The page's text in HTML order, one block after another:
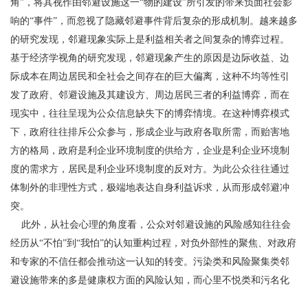
角”，将其视作由邻避设施这一“物的建设”所引发的带来负面社会影
响的“事件”，而忽视了隐藏邻避事件背后复杂的形成机制。越来越多
的研究发现，邻避现象实际上是利益相关者之间复杂的博弈过程。
基于经济学视角的研究发现，邻避现象产生的原因是边际收益、边
际成本在周边居民和全社会之间存在的巨大偏离，这种不均等性引
发了政府、邻避设施及其建设方、周边居民三者的利益博弈，而在
现实中，往往呈现为公众信息缺失下的博弈情境。在这种博弈模式
下，政府往往排斥公众参与，形成企业与政府各取所需，而贻害地
方的格局，政府是利企业环境制度的供给方，企业是利企业环境制
度的需求方，居民是利企业环境制度的反对方。为此公众往往通过
体制外的非理性方式，极端地表达自身利益诉求，从而形成邻避冲
突。
此外，从社会心理的角度看，公众对邻避设施的风险感知往往会
经历从“不怕”到“我怕”的认知重构过程，对负外部性的聚焦、对政府
和专家的不信任都会推动这一认知的转变。污染类和风险聚集类邻
避设施带来的多是健康权方面的风险认知，而心里不悦类和污名化